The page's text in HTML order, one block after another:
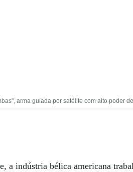
arma guiada por satélite com alto poder
a indústria bélica americana